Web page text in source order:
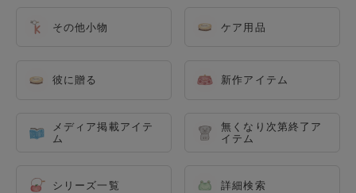
その他小物 ケア用品
彼に贈る 新作アイテム
メディア掲載アイテ
ム
無くなり次第終了ア
イテム
シリーズ一覧 詳細検索